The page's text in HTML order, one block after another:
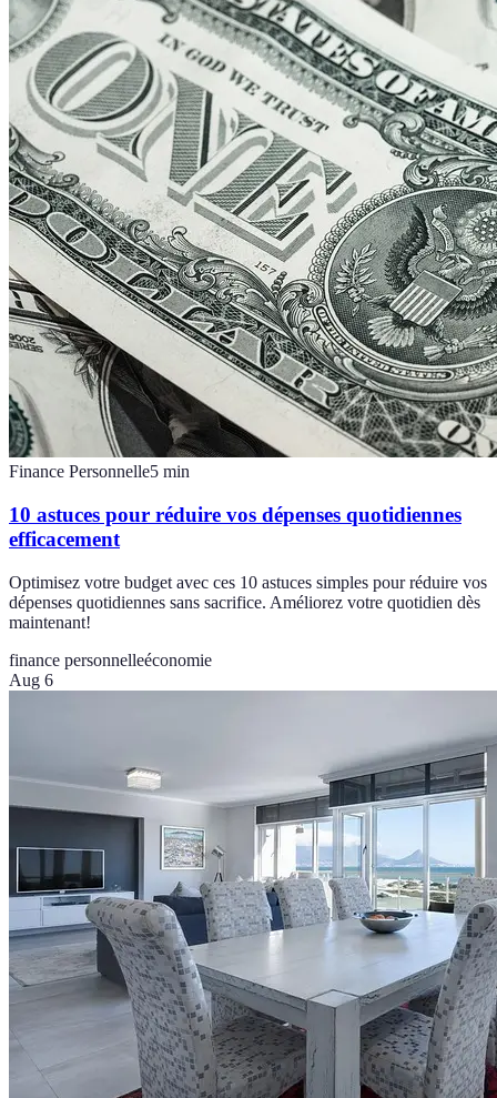
Finance Personnelle5 min
10 astuces pour réduire vos dépenses quotidiennes
efficacement
Optimisez votre budget avec ces 10 astuces simples pour réduire vos
dépenses quotidiennes sans sacrifice. Améliorez votre quotidien dès
maintenant!
finance personnelleéconomie
Aug 6